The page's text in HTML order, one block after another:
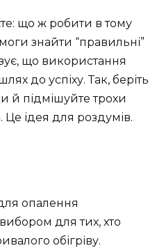
що ж робити в тому
знайти “правильні”
що використання
до успіху. Так, беріть
й підмішуйте трохи
ідея для роздумів.
опалення
для тих, хто
обігріву.